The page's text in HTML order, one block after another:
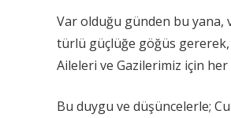
Var olduğu günden bu yana,
türlü güçlüğe göğüs
Aileleri ve Gazilerimiz için
Bu duygu ve düşüncelerle;